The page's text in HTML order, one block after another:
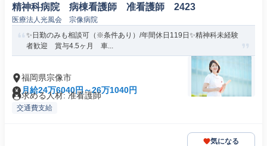
精神科病院 病棟看護師 准看護師 2423
医療法人光風会 宗像病院
✨日勤のみも相談可（※条件あり）/年間休日119日✨精神科未経験
者歓迎 賞与4.5ヶ月 車...
福岡県宗像市
月給24万6040円～26万1040円
求める人材: 准看護師
交通費支給
気になる